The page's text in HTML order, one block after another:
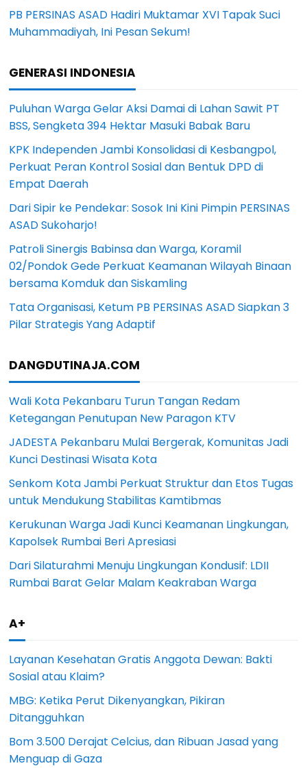
PB PERSINAS ASAD Hadiri Muktamar XVI Tapak Suci
Muhammadiyah, Ini Pesan Sekum!
GENERASI INDONESIA
Puluhan Warga Gelar Aksi Damai di Lahan Sawit PT
BSS, Sengketa 394 Hektar Masuki Babak Baru
KPK Independen Jambi Konsolidasi di Kesbangpol,
Perkuat Peran Kontrol Sosial dan Bentuk DPD di
Empat Daerah
Dari Sipir ke Pendekar: Sosok Ini Kini Pimpin PERSINAS
ASAD Sukoharjo!
Patroli Sinergis Babinsa dan Warga, Koramil
02/Pondok Gede Perkuat Keamanan Wilayah Binaan
bersama Komduk dan Siskamling
Tata Organisasi, Ketum PB PERSINAS ASAD Siapkan 3
Pilar Strategis Yang Adaptif
DANGDUTINAJA.COM
Wali Kota Pekanbaru Turun Tangan Redam
Ketegangan Penutupan New Paragon KTV
JADESTA Pekanbaru Mulai Bergerak, Komunitas Jadi
Kunci Destinasi Wisata Kota
Senkom Kota Jambi Perkuat Struktur dan Etos Tugas
untuk Mendukung Stabilitas Kamtibmas
Kerukunan Warga Jadi Kunci Keamanan Lingkungan,
Kapolsek Rumbai Beri Apresiasi
Dari Silaturahmi Menuju Lingkungan Kondusif: LDII
Rumbai Barat Gelar Malam Keakraban Warga
A+
Layanan Kesehatan Gratis Anggota Dewan: Bakti
Sosial atau Klaim?
MBG: Ketika Perut Dikenyangkan, Pikiran
Ditangguhkan
Bom 3.500 Derajat Celcius, dan Ribuan Jasad yang
Menguap di Gaza